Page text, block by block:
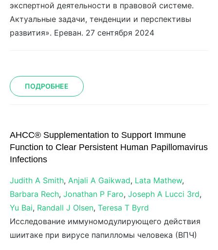
экспертной деятельности в правовой системе.
Актуальные задачи, тенденции и перспективы
развития». Ереван. 27 сентября 2024
ПОДРОБНЕЕ
AHCC® Supplementation to Support Immune
Function to Clear Persistent Human Papillomavirus
Infections
Judith A Smith, Anjali A Gaikwad, Lata Mathew,
Barbara Rech, Jonathan P Faro, Joseph A Lucci 3rd,
Yu Bai, Randall J Olsen, Teresa T Byrd
Исследование иммуномодулирующего действия
шиитаке при вирусе папилломы человека (ВПЧ)